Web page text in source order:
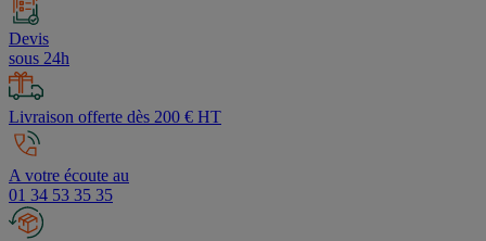
Devis
sous 24h
Livraison offerte dès 200 € HT
A votre écoute au
01 34 53 35 35